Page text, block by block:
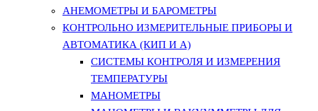
АНЕМОМЕТРЫ И БАРОМЕТРЫ
КОНТРОЛЬНО ИЗМЕРИТЕЛЬНЫЕ ПРИБОРЫ И
АВТОМАТИКА (КИП И А)
СИСТЕМЫ КОНТРОЛЯ И ИЗМЕРЕНИЯ
ТЕМПЕРАТУРЫ
МАНОМЕТРЫ